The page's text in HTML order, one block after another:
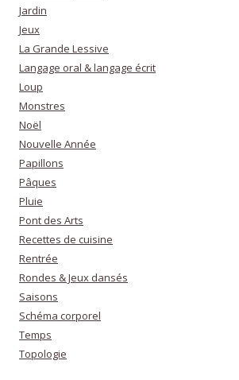
Jardin
Jeux
La Grande Lessive
Langage oral & langage écrit
Loup
Monstres
Noël
Nouvelle Année
Papillons
Pâques
Pluie
Pont des Arts
Recettes de cuisine
Rentrée
Rondes & Jeux dansés
Saisons
Schéma corporel
Temps
Topologie